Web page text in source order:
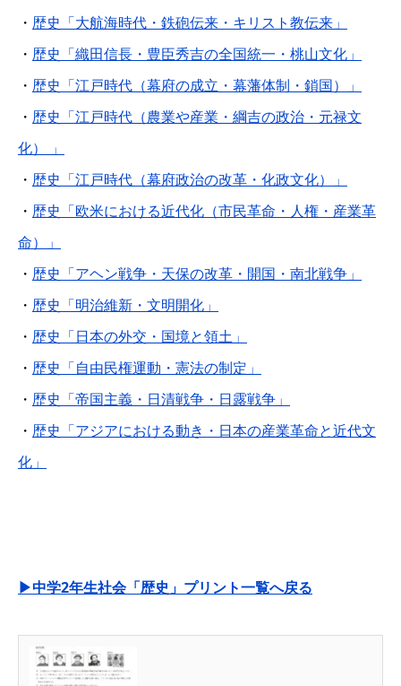
・ 歴史「大航海時代・鉄砲伝来・キリスト教伝来」
・ 歴史「織田信長・豊臣秀吉の全国統一・桃山文化」
・ 歴史「江戸時代（幕府の成立・幕藩体制・鎖国）」
・ 歴史「江戸時代（農業や産業・綱吉の政治・元禄文
化） 」
・ 歴史「江戸時代（幕府政治の改革・化政文化）」
・ 歴史「欧米における近代化（市民革命・人権・産業革
命）」
・ 歴史「アヘン戦争・天保の改革・開国・南北戦争」
・ 歴史「明治維新・文明開化」
・ 歴史「日本の外交・国境と領土」
・ 歴史「自由民権運動・憲法の制定」
・ 歴史「帝国主義・日清戦争・日露戦争」
・ 歴史「アジアにおける動き・日本の産業革命と近代文
化」
▶中学2年生社会「歴史」プリント一覧へ戻る